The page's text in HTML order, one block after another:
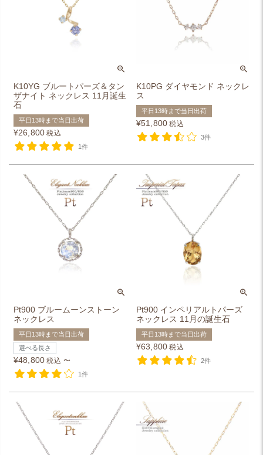
K10YG ブルートパーズ＆タン
ザナイト ネックレス 11月誕生
石
平日13時まで当日出荷
¥26,800 税込
1件
K10PG ダイヤモンド ネックレ
ス
平日13時まで当日出荷
¥51,800 税込
3件
Pt900 ブルームーンストーン
ネックレス
平日13時まで当日出荷
選べる長さ
¥48,800 税込 〜
1件
Pt900 インペリアルトパーズ
ネックレス 11月の誕生石
平日13時まで当日出荷
¥63,800 税込
2件